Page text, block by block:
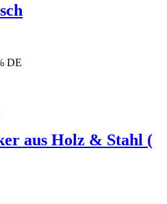
DE
aus Holz & Stahl (